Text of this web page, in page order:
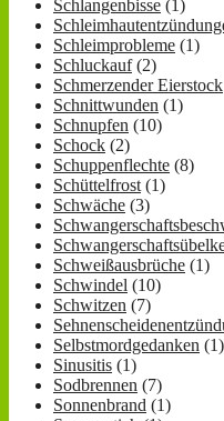
Schlangenbisse (1)
Schleimprobleme (1)
Schluckauf(2)
Schmerzender Eierstock
Schnittwunden (1)
Schnupfen (10)
Schock (2)
Schuppenflechte (8)
Schüttelfrost (1)
Schwäche (3)
Schweißausbrüche (1)
Schwindel (10)
Schwitzen (7)
Selbstmordgedanken (1)
Sinusitis (1)
Sodbrennen (7)
Sonnenbrand (1)